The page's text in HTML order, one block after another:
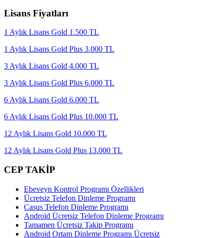
Lisans Fiyatları
1 Aylık Lisans Gold 1.500 TL
1 Aylık Lisans Gold Plus 3.000 TL
3 Aylık Lisans Gold 4.000 TL
3 Aylık Lisans Gold Plus 6.000 TL
6 Aylık Lisans Gold 6.000 TL
6 Aylık Lisans Gold Plus 10.000 TL
12 Aylık Lisans Gold 10.000 TL
12 Aylık Lisans Gold Plus 13.000 TL
CEP TAKİP
Ebeveyn Kontrol Programı Özellikleri
Ücretsiz Telefon Dinleme Programı
Casus Telefon Dinleme Programı
Android Ücretsiz Telefon Dinleme Programı
Tamamen Ücretsiz Takip Programı
Android Ortam Dinleme Programı Ücretsiz